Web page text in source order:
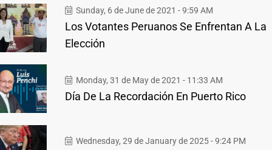
Sunday, 6 de June de 2021 - 9:59 AM
Los Votantes Peruanos Se Enfrentan A La
Elección
Monday, 31 de May de 2021 - 11:33 AM
Día De La Recordación En Puerto Rico
Wednesday, 29 de January de 2025 - 9:24 PM